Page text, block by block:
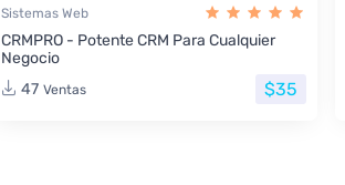
Sistemas Web
CRMPRO - Potente CRM Para Cualquier
Negocio
47 Ventas $35